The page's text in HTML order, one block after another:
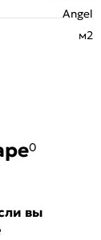
Angel
м2
0
вы